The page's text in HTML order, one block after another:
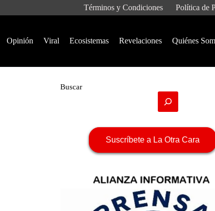
Términos y Condiciones Política de
Opinión Viral Ecosistemas Revelaciones Quiénes
Buscar
Suscríbete a La Otra Cara